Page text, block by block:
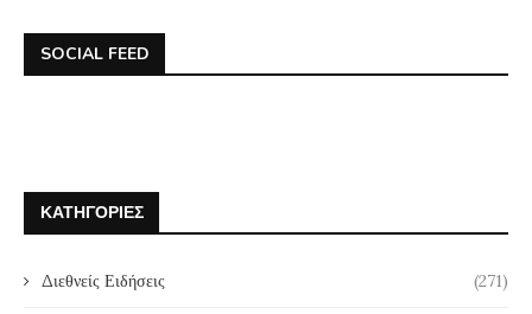
SOCIAL FEED
ΚΑΤΗΓΟΡΊΕΣ
Διεθνείς Ειδήσεις (271)